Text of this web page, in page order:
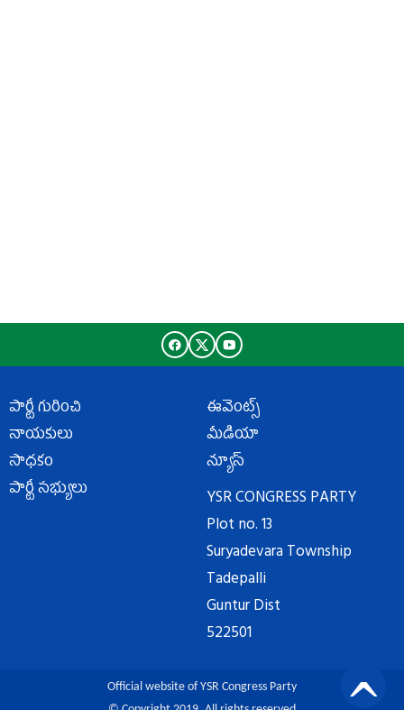
పార్టీ గురించి
నాయకులు
సాధకం
పార్టీ సభ్యులు
ఈవెంట్స్
మీడియా
న్యూస్
YSR CONGRESS PARTY
Plot no. 13
Suryadevara Township
Tadepalli
Guntur Dist
522501
Official website of YSR Congress Party